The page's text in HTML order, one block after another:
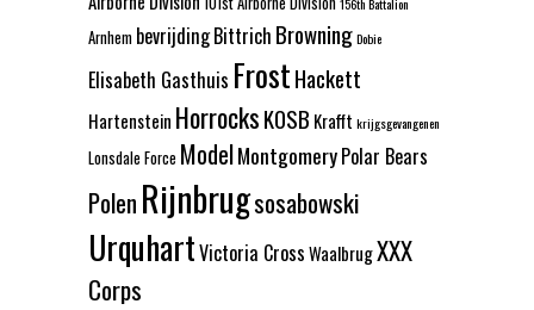
156th Battalion
Arnhem bevrijdingBittrich BrowningDobie
Elisabeth Gasthuis FrostHackett
Hartenstein HorrocksKOSB Krafft krijgsgevangenen
Lonsdale Force ModelMontgomeryPolar Bears
PolenRijnbrugsosabowski
UrquhartVictoria CrossWaalbrugXXX
Corps